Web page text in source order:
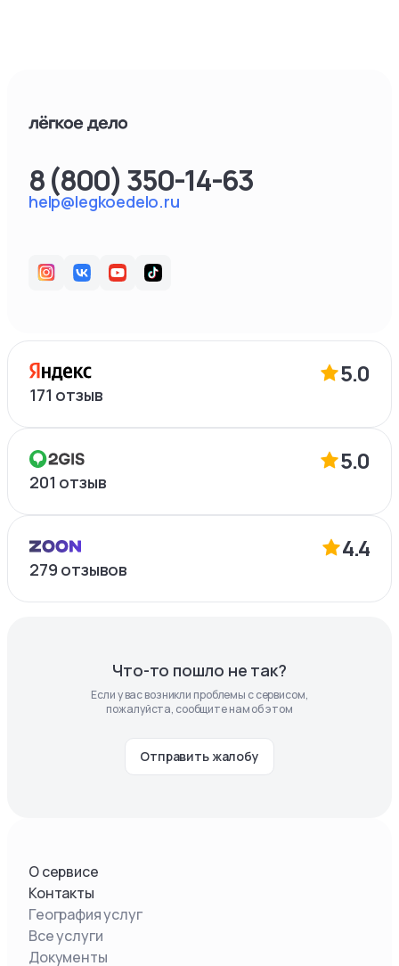
help@legkoedelo.ru
8 (800) 350-14-63
5.0
171 отзыв
5.0
201 отзыв
4.4
279 отзывов
Что-то пошло не так?
Если у вас возникли проблемы с сервисом,
пожалуйста, сообщите нам об этом
Отправить жалобу
О сервисе
Контакты
География услуг
Все услуги
Документы